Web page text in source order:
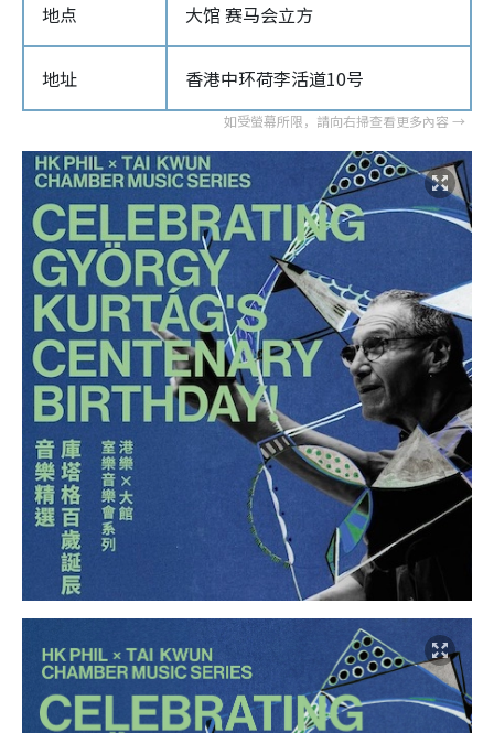
地点 大馆 赛马会立方
地址 香港中环荷李活道10号